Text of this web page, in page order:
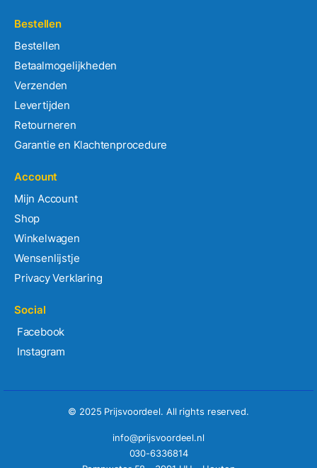
Bestellen
Bestellen
Betaalmogelijkheden
Verzenden
Levertijden
Retourneren
Garantie en Klachtenprocedure
Account
Mijn Account
Shop
Winkelwagen
Wensenlijstje
Privacy Verklaring
Social
Facebook
Instagram
© 2025 Prijsvoordeel. All rights reserved.
info@prijsvoordeel.nl
030-6336814